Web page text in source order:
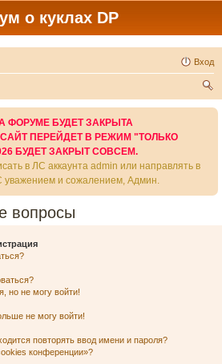
о куклах DP
Вход
ФОРУМЕ БУДЕТ ЗАКРЫТА
ПЕРЕЙДЕТ В РЕЖИМ "ТОЛЬКО
БУДЕТ ЗАКРЫТ СОВСЕМ.
в ЛС аккаунта admin или направлять в
уважением и сожалением, Админ.
вопросы
но не могу войти!
не могу войти!
повторять ввод имени и пароля?
конференции»?